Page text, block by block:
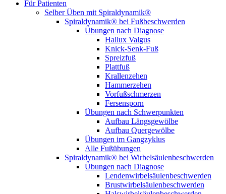
Für Patienten
Selber Üben mit Spiraldynamik®
Spiraldynamik® bei Fußbeschwerden
Übungen nach Diagnose
Hallux Valgus
Knick-Senk-Fuß
Spreizfuß
Plattfuß
Krallenzehen
Hammerzehen
Vorfußschmerzen
Fersensporn
Übungen nach Schwerpunkten
Aufbau Längsgewölbe
Aufbau Quergewölbe
Übungen im Gangzyklus
Alle Fußübungen
Spiraldynamik® bei Wirbelsäulen­beschwerden
Übungen nach Diagnose
Lendenwirbel­säulen­beschwerden
Brustwirbel­säulen­beschwerden